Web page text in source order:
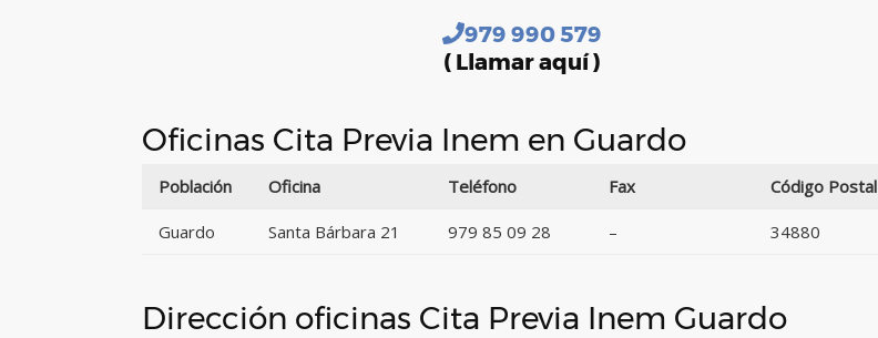
979 990 579
( Llamar aquí )
Oficinas Cita Previa Inem en Guardo
Población Oficina Teléfono Fax Código Postal
Guardo Santa Bárbara 21 979 85 09 28 – 34880
Dirección oficinas Cita Previa Inem Guardo